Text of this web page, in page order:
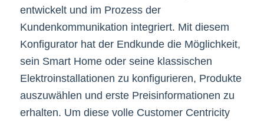
entwickelt und im Prozess der
Kundenkommunikation integriert. Mit diesem
Konfigurator hat der Endkunde die Möglichkeit,
sein Smart Home oder seine klassischen
Elektroinstallationen zu konfigurieren, Produkte
auszuwählen und erste Preisinformationen zu
erhalten. Um diese volle Customer Centricity